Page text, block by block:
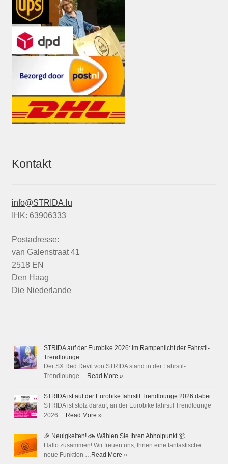
Kontakt
info@STRIDA.lu
IHK: 63906333
Postadresse:
van Galenstraat 41
2518 EN
Den Haag
Die Niederlande
STRIDA auf der Eurobike 2026: Im Rampenlicht der Fahrstil-
Trendlounge
Der SX Red Devil von STRIDA stand in der Fahrstil-
Trendlounge … Read More »
STRIDA ist auf der Eurobike fahrstil Trendlounge 2026 dabei
STRIDA ist stolz darauf, an der Eurobike fahrstil Trendlounge
2026 … Read More »
🎉 Neuigkeiten! 🚲 Wählen Sie Ihren Abholpunkt 📦
Hallo zusammen! Wir freuen uns, Ihnen eine fantastische
neue Funktion … Read More »